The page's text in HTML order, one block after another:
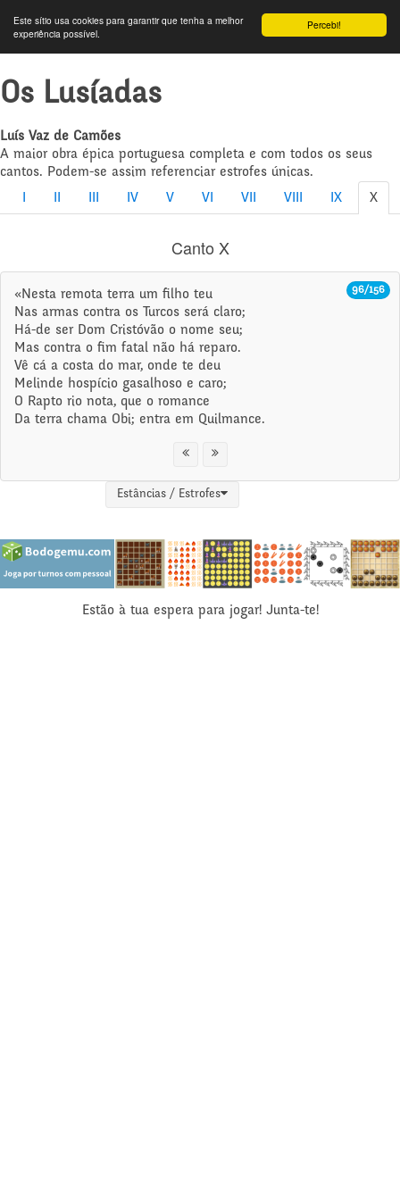
Percebi!
Este sítio usa cookies para garantir que tenha a melhor
experiência possível.
Os Lusíadas
Luís Vaz de Camões
A maior obra épica portuguesa completa e com todos os seus
cantos. Podem-se assim referenciar estrofes únicas.
IV V VI VII VIII IX X
Canto X
96/156
«Nesta remota terra um filho teu
Nas armas contra os Turcos será claro;
Há-de ser Dom Cristóvão o nome seu;
Mas contra o fim fatal não há reparo.
Vê cá a costa do mar, onde te deu
Melinde hospício gasalhoso e caro;
O Rapto rio nota, que o romance
Da terra chama Obi; entra em Quilmance.
Estâncias / Estrofes
Estão à tua espera para jogar! Junta-te!